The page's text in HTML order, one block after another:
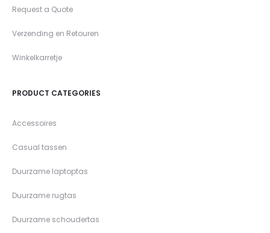
Request a Quote
Verzending en Retouren
Winkelkarretje
PRODUCT CATEGORIES
Accessoires
Casual tassen
Duurzame laptoptas
Duurzame rugtas
Duurzame schoudertas